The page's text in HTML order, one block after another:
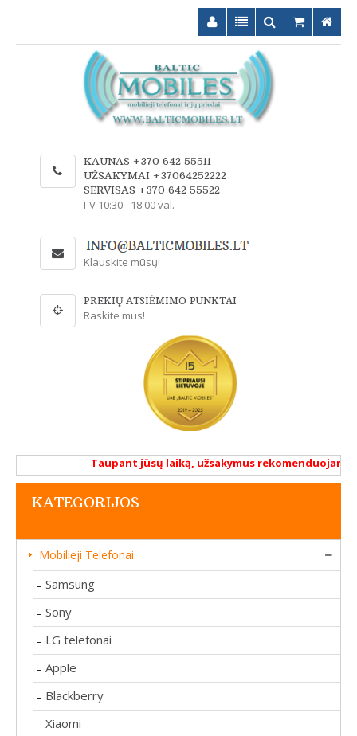
KAUNAS +370 642 55511
UŽSAKYMAI +37064252222
SERVISAS +370 642 55522
I-V 10:30 - 18:00 val.
Klauskite mūsų!
PREKIŲ ATSIĖMIMO PUNKTAI
Raskite mus!
Taupant jūsų laiką, užsakymus
KATEGORIJOS
Mobilieji Telefonai
- Samsung
- Sony
- LG telefonai
- Apple
- Blackberry
- Xiaomi